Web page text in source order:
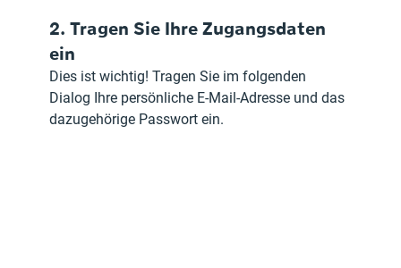
2. Tragen Sie Ihre Zugangsdaten
ein
Dies ist wichtig! Tragen Sie im folgenden
Dialog Ihre persönliche E-Mail-Adresse und das
dazugehörige Passwort ein.